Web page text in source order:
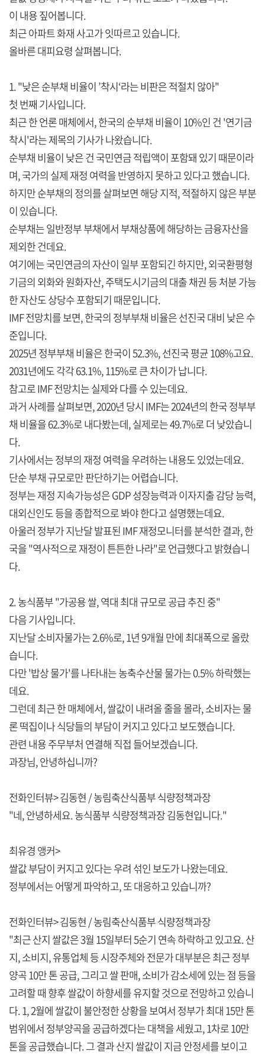
이 내용 짚어봅니다.
최근 아파트 화재 사고가 잇따르고 있습니다.
올바른 대피요령 살펴봅니다.
1. "낮은 순부채 비율이 ’착시‘라는 비판은 적절치 않아"
첫 번째 기사입니다.
최근 한 언론 매체에서, 한국의 순부채 비율이 10%인 건 '연기금
착시'라는 제목의 기사가 나왔습니다.
순부채 비율이 낮은 건 국민연금 적립액이 포함돼 있기 때문이라
며, 국가의 실제 재정 여력을 반영하지 못하고 있다고 했습니다.
하지만 순부채의 정의를 살펴보면 해당 지적, 적절하지 않은 부분
이 있습니다.
순부채는 일반정부 부채에서 부채상품에 해당하는 금융자산을
제외한 건데요.
여기에는 국민연금의 자산이 일부 포함되긴 하지만, 외국환평형
기금의 외화와 원화자산, 주택도시기금의 대출 채권 등 처분 가능
한 자산도 상당수 포함되기 때문입니다.
IMF 전망치를 보면, 한국의 정부부채 비율은 선진국 대비 낮은 수
준입니다.
2025년 정부부채 비율은 한국이 52.3%, 선진국 평균 108%고요.
2031년에도 각각 63.1%, 115%로 큰 차이가 납니다.
참고로 IMF 전망치는 실제와 다를 수 있는데요.
과거 사례를 살펴보면, 2020년 당시 IMF는 2024년의 한국 정부부
채 비율을 62.3%로 내다봤는데, 실제로는 49.7%로 더 낮았습니
다.
기사에서는 정부의 재정 여력을 우려하는 내용도 있었는데요.
단순 부채 규모로만 판단하기는 어렵습니다.
정부는 재정 지속가능성은 GDP 성장능력과 이자지출 감당 능력,
대외신인도 등을 종합적으로 봐야 한다고 설명했는데요.
아울러 정부가 지난달 발표된 IMF 재정모니터를 분석한 결과, 한
국을 "역사적으로 재정이 튼튼한 나라"로 언급했다고 밝혔습니
다.
2. 농식품부 "가공용 쌀, 역대 최대 규모로 공급 추진 중"
다음 기사입니다.
지난달 소비자물가는 2.6%로, 1년 9개월 만에 최대폭으로 올랐
습니다.
다만 '밥상 물가'를 나타내는 농축수산물 물가는 0.5% 하락했는
데요.
그런데 최근 한 매체에서, 쌀값이 내려올 줄을 몰라, 소비자는 물
론 떡집이나 식당들의 부담이 커지고 있다고 보도했습니다.
관련 내용 주무부처 연결해 직접 들어보겠습니다.
과장님, 안녕하십니까?
전화인터뷰> 김동현 / 농림축산식품부 식량정책과장
"네, 안녕하세요. 농식품부 식량정책과장 김동현입니다."
최유경 앵커>
쌀값 부담이 커지고 있다는 우려 섞인 보도가 나왔는데요.
정부에서는 어떻게 파악하고, 또 대응하고 있습니까?
전화인터뷰> 김동현 / 농림축산식품부 식량정책과장
"최근 산지 쌀값은 3월 15일부터 5순기 연속 하락하고 있고요. 산
지, 소비지, 유통업체 등 시장주체와 전문가 대부분은 최근 정부
양곡 10만 톤 공급, 그리고 쌀 판매, 소비가 감소세에 있는 점 등을
고려할 때 향후 쌀값이 하향세를 유지할 것으로 전망하고 있습니
다. 1, 2월에 쌀값이 불안정한 상황을 보여서 정부가 최대 15만 톤
범위에서 정부양곡을 공급하겠다는 대책을 세웠고, 1차로 10만
톤을 공급했습니다. 그 결과 산지 쌀값이 지금 안정세를 보이고